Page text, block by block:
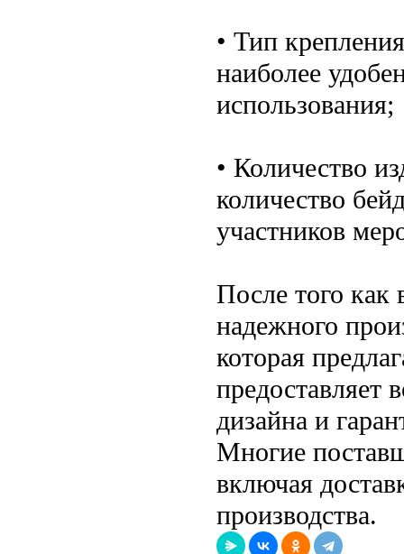
• Тип
наиболее
использования;
• Количество
количество
участников
После того как
надежного
которая
предоставляет
дизайна и
Многие
включая
производства.